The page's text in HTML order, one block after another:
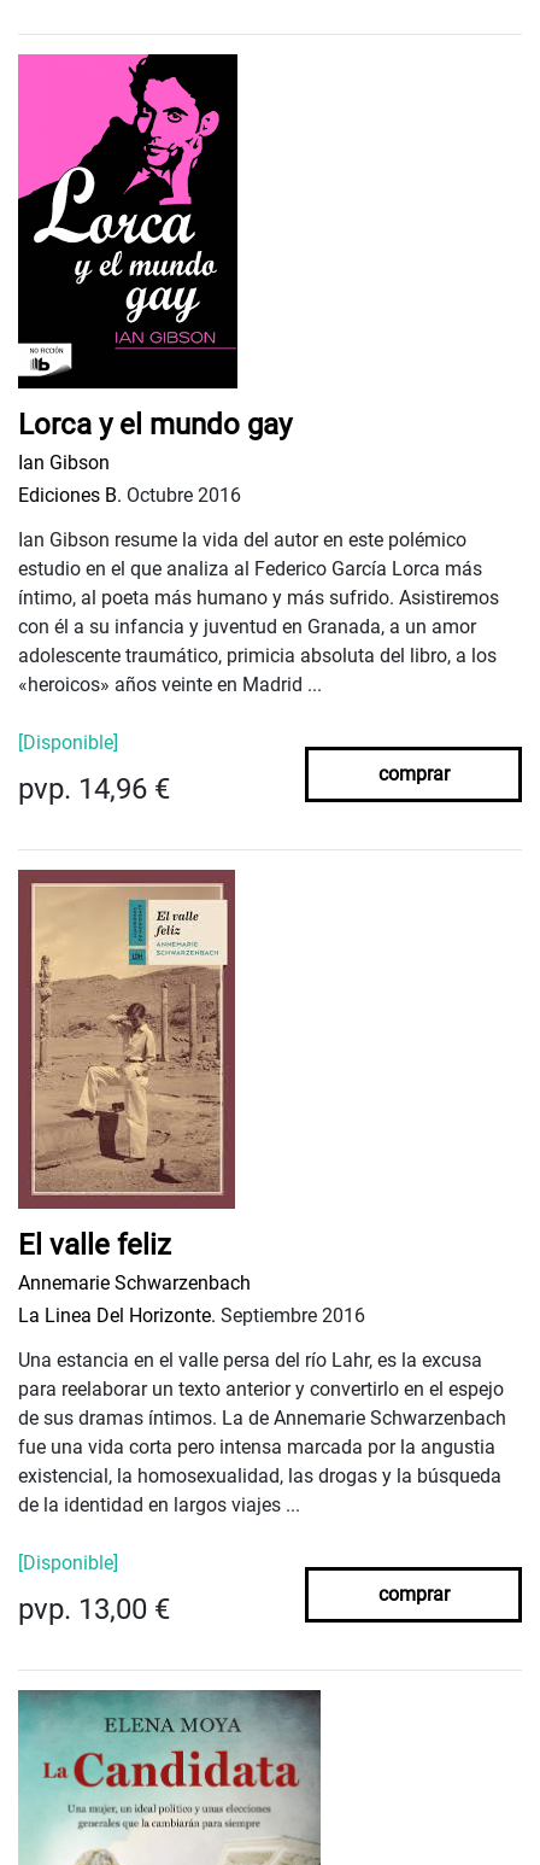
Lorca y el mundo gay
Ian Gibson
Ediciones B. Octubre 2016
Ian Gibson resume la vida del autor en este polémico
estudio en el que analiza al Federico García Lorca más
íntimo, al poeta más humano y más sufrido. Asistiremos
con él a su infancia y juventud en Granada, a un amor
adolescente traumático, primicia absoluta del libro, a los
«heroicos» años veinte en Madrid ...
[Disponible]
pvp. 14,96 € comprar
El valle feliz
Annemarie Schwarzenbach
La Linea Del Horizonte. Septiembre 2016
Una estancia en el valle persa del río Lahr, es la excusa
para reelaborar un texto anterior y convertirlo en el espejo
de sus dramas íntimos. La de Annemarie Schwarzenbach
fue una vida corta pero intensa marcada por la angustia
existencial, la homosexualidad, las drogas y la búsqueda
de la identidad en largos viajes ...
[Disponible]
pvp. 13,00 € comprar